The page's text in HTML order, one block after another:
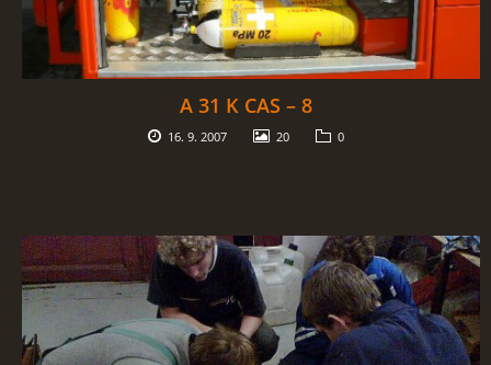
A 31 K CAS – 8
16. 9. 2007 20 0